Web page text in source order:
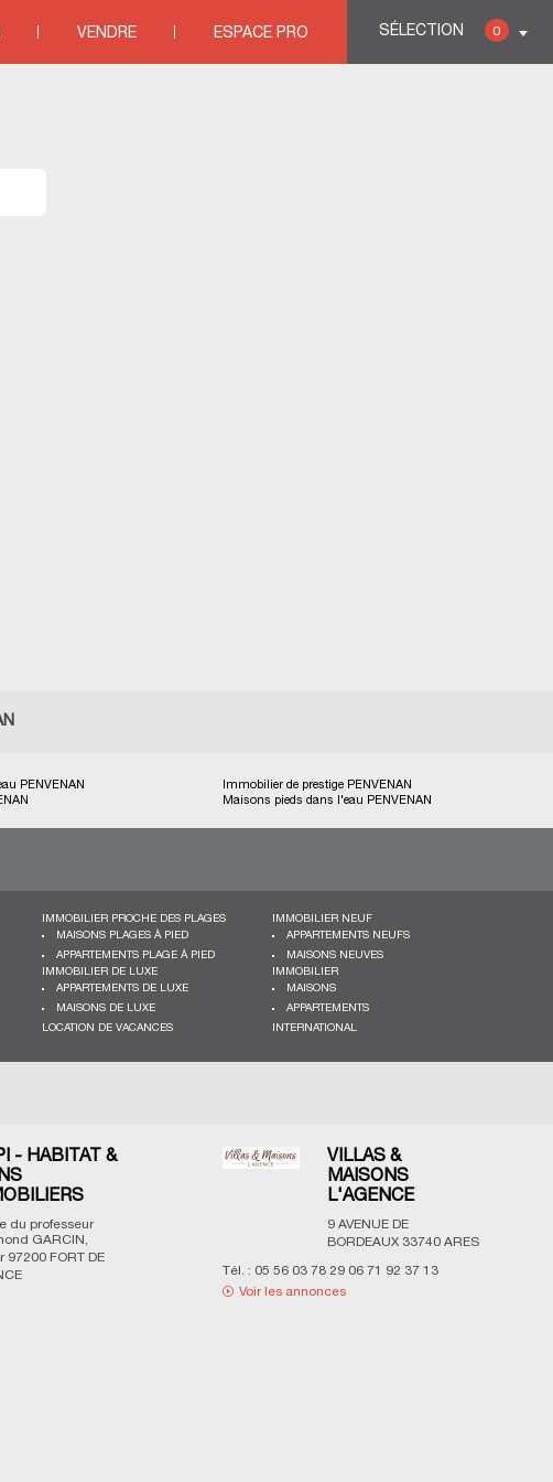
SÉLECTION 0
VENDRE ESPACE PRO
PENVENAN
Immobilier de prestige PENVENAN
Maisons pieds dans l'eau PENVENAN
IMMOBILIER PROCHE DES PLAGES
MAISONS PLAGES À PIED
APPARTEMENTS PLAGE À PIED
IMMOBILIER NEUF
APPARTEMENTS NEUFS
MAISONS NEUVES
IMMOBILIER DE LUXE
APPARTEMENTS DE LUXE
MAISONS DE LUXE
IMMOBILIER
MAISONS
APPARTEMENTS
LOCATION DE VACANCES
INTERNATIONAL
- HABITAT &
du professeur
GARCIN,
97200 FORT DE
VILLAS &
MAISONS
L'AGENCE
9 AVENUE DE
BORDEAUX 33740 ARES
Tél. : 05 56 03 78 29 06 71 92 37 13
Voir les annonces